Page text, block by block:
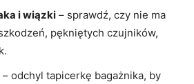
i wiązki – sprawdź, czy nie ma
pękniętych czujników,
– odchyl tapicerkę bagażnika, by